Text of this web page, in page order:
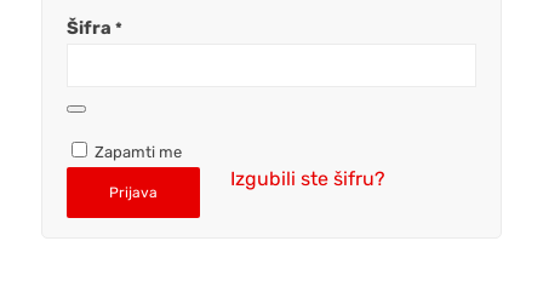
Šifra *
Zapamti me
Prijava
Izgubili ste šifru?